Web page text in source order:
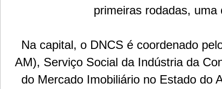
primeiras rodadas,
Na capital, o DNCS é coordenado
AM), Serviço Social da Indústria da
do Mercado Imobiliário no Estado do